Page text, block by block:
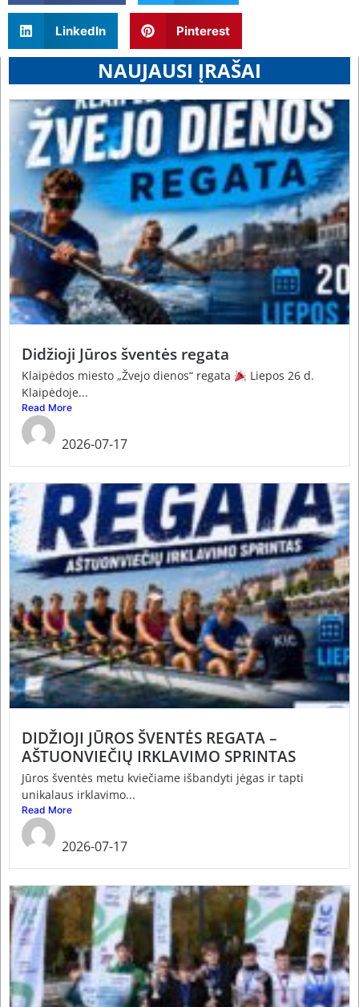
LinkedIn Pinterest
NAUJAUSI ĮRAŠAI
Didžioji Jūros šventės regata
Klaipėdos miesto „Žvejo dienos“ regata
Liepos 26 d.
Klaipėdoje...
Read More
2026-07-17
DIDŽIOJI JŪROS ŠVENTĖS REGATA –
AŠTUONVIEČIŲ IRKLAVIMO SPRINTAS
Jūros šventės metu kviečiame išbandyti jėgas ir tapti
unikalaus irklavimo...
Read More
2026-07-17